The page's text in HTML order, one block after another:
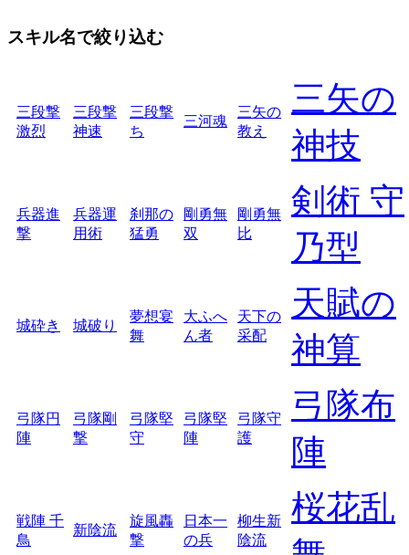
スキル名で絞り込む
三段撃
激烈
三段撃
神速
三段撃
ち
三河魂
三矢の
教え
三矢の
神技
兵器進
撃
兵器運
用術
刹那の
猛勇
剛勇無
双
剛勇無
比
剣術 守
乃型
城砕き 城破り
夢想宴
舞
大ふへ
ん者
天下の
采配
天賦の
神算
弓隊円
陣
弓隊剛
撃
弓隊堅
守
弓隊堅
陣
弓隊守
護
弓隊布
陣
戦陣 千
鳥
新陰流
旋風轟
撃
日本一
の兵
柳生新
陰流
桜花乱